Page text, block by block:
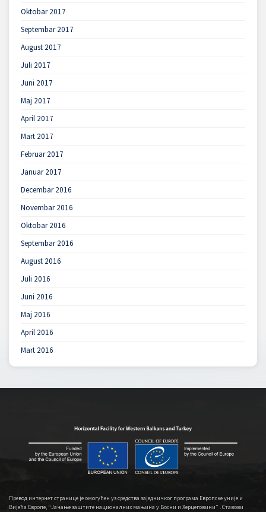
Oktobar 2017
Septembar 2017
August 2017
Juli 2017
Juni 2017
Maj 2017
April 2017
Mart 2017
Februar 2017
Januar 2017
Decembar 2016
Novembar 2016
Oktobar 2016
Septembar 2016
August 2016
Juli 2016
Juni 2016
Maj 2016
April 2016
Mart 2016
Превод интернет странице је омогућен уз средства заједничког програма Европске уније и
Вијећа Европе, “Јачање заштите националних мањина у Босни и Херцеговини” . Ставови